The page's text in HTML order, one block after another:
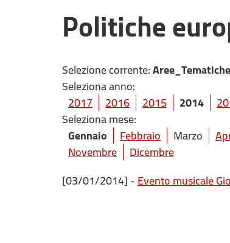
Politiche
Selezione corrente:Aree_Tematiche
Seleziona anno:
2017
2016 2015 2014
Seleziona mese:
Gennaio
Febbraio Marzo
Novembre
Dicembre
[03/01/2014] -Evento musicale